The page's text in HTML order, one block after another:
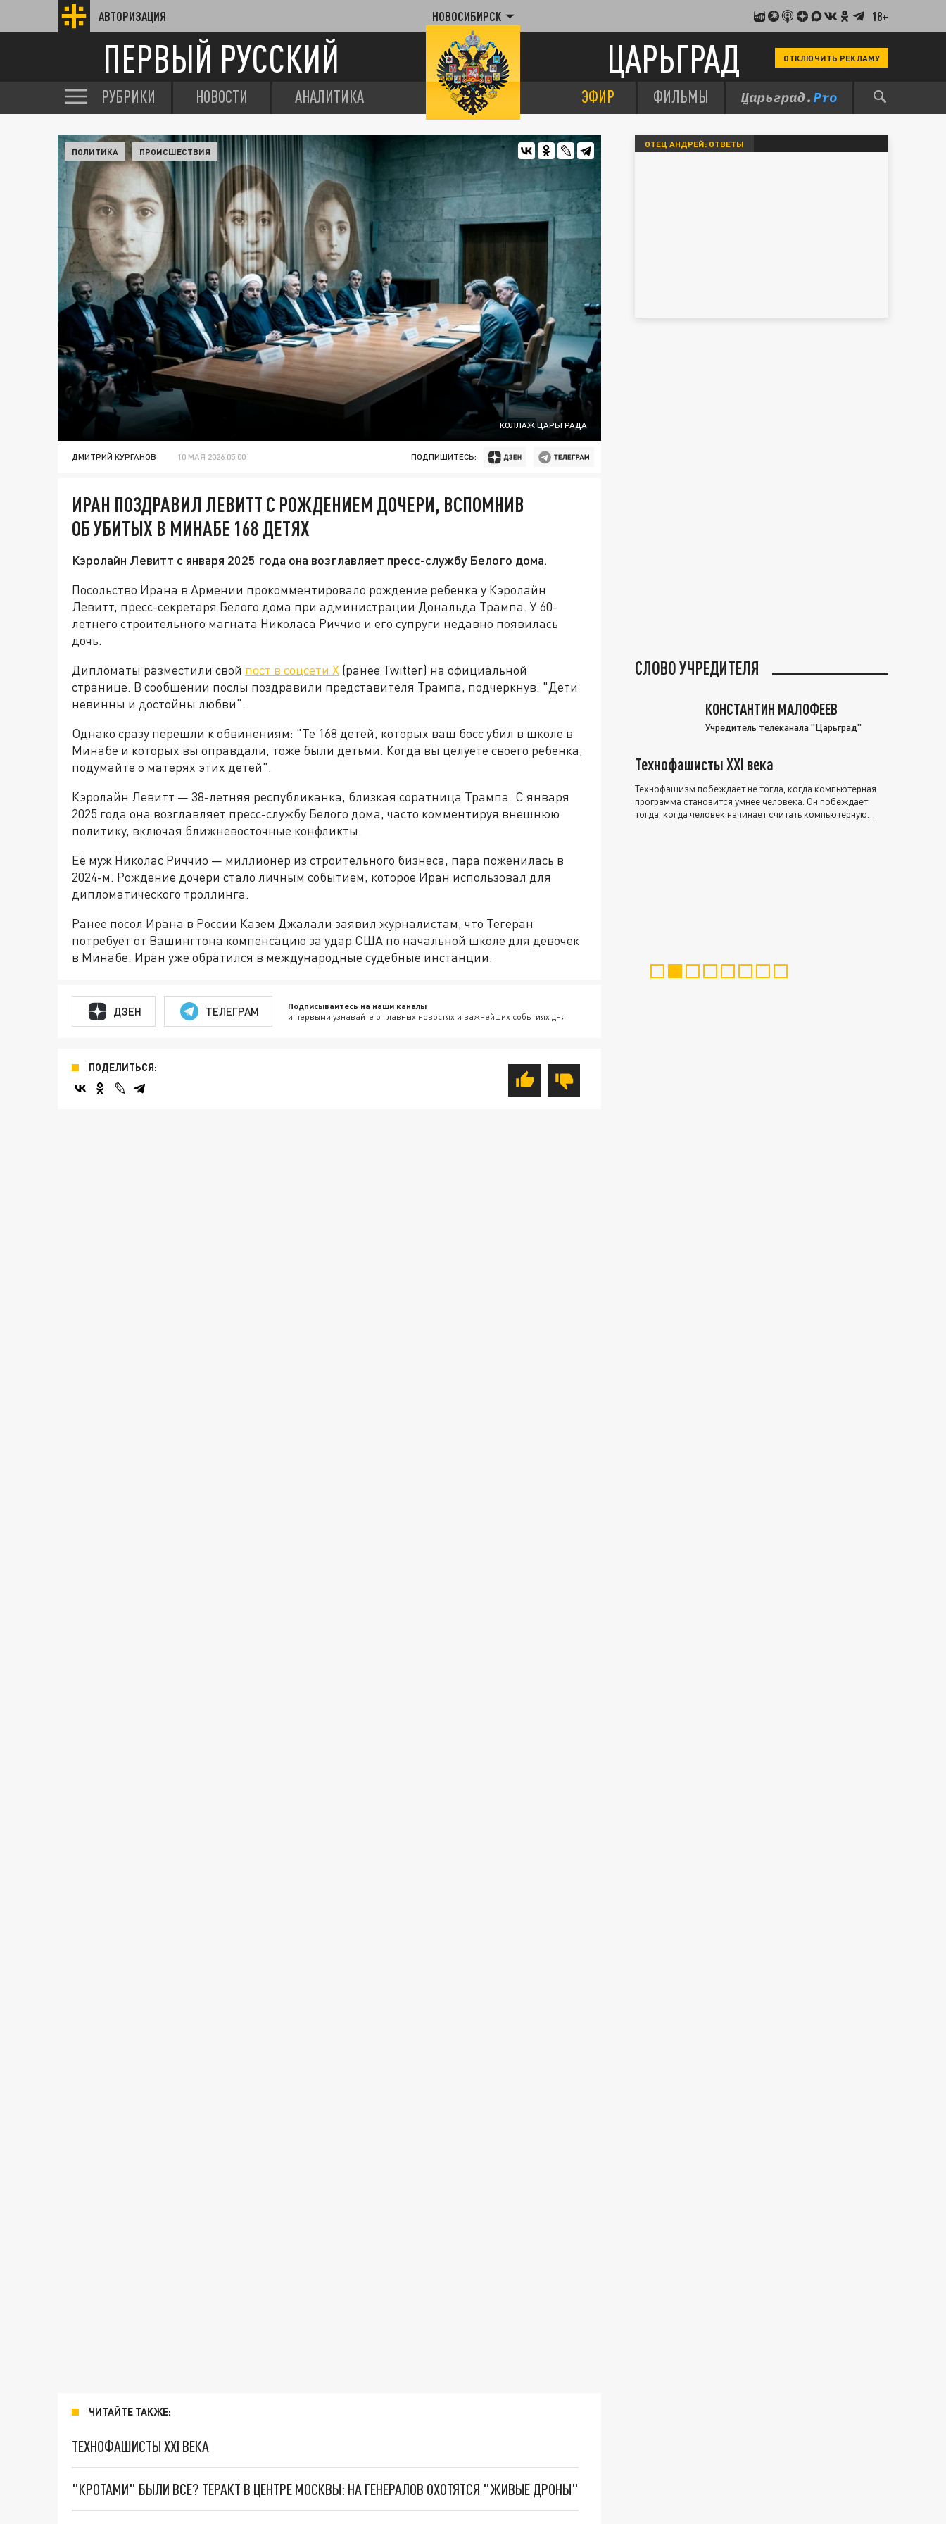
АВТОРИЗАЦИЯ НОВОСИБИРСК 18+
ПЕРВЫЙ РУССКИЙ ЦАРЬГРАД ОТКЛЮЧИТЬ РЕКЛАМУ
РУБРИКИ НОВОСТИ АНАЛИТИКА ЭФИР ФИЛЬМЫ
КОЛЛАЖ ЦАРЬГРАДА
ПОЛИТИКА ПРОИСШЕСТВИЯ
ДМИТРИЙ КУРГАНОВ 10 МАЯ 2026 05:00 ПОДПИШИТЕСЬ:
ИРАН ПОЗДРАВИЛ ЛЕВИТТ С РОЖДЕНИЕМ ДОЧЕРИ, ВСПОМНИВ
ОБ УБИТЫХ В МИНАБЕ 168 ДЕТЯХ
Кэролайн Левитт с января 2025 года она возглавляет пресс-службу Белого дома.
Посольство Ирана в Армении прокомментировало рождение ребенка у Кэролайн
Левитт, пресс-секретаря Белого дома при администрации Дональда Трампа. У 60-
летнего строительного магната Николаса Риччио и его супруги недавно появилась
дочь.
Дипломаты разместили свой пост в соцсети X (ранее Twitter) на официальной
странице. В сообщении послы поздравили представителя Трампа, подчеркнув: "Дети
невинны и достойны любви".
Однако сразу перешли к обвинениям: "Те 168 детей, которых ваш босс убил в школе в
Минабе и которых вы оправдали, тоже были детьми. Когда вы целуете своего ребенка,
подумайте о матерях этих детей".
Кэролайн Левитт — 38-летняя республиканка, близкая соратница Трампа. С января
2025 года она возглавляет пресс-службу Белого дома, часто комментируя внешнюю
политику, включая ближневосточные конфликты.
Её муж Николас Риччио — миллионер из строительного бизнеса, пара поженилась в
2024-м. Рождение дочери стало личным событием, которое Иран использовал для
дипломатического троллинга.
Ранее посол Ирана в России Казем Джалали заявил журналистам, что Тегеран
потребует от Вашингтона компенсацию за удар США по начальной школе для девочек
в Минабе. Иран уже обратился в международные судебные инстанции.
ДЗЕН ТЕЛЕГРАМ Подписывайтесь на наши каналы
и первыми узнавайте о главных новостях и важнейших событиях дня.
ПОДЕЛИТЬСЯ:
ЧИТАЙТЕ ТАКЖЕ:
ТЕХНОФАШИСТЫ XXI ВЕКА
"КРОТАМИ" БЫЛИ ВСЕ? ТЕРАКТ В ЦЕНТРЕ МОСКВЫ: НА ГЕНЕРАЛОВ ОХОТЯТСЯ "ЖИВЫЕ ДРОНЫ"
ОТЕЦ АНДРЕЙ: ОТВЕТЫ
СЛОВО УЧРЕДИТЕЛЯ
КОНСТАНТИН МАЛОФЕЕВ
Учредитель телеканала "Царьград"
Технофашисты XXI века
Технофашизм побеждает не тогда, когда компьютерная
программа становится умнее человека. Он побеждает
тогда, когда человек начинает считать компьютерную